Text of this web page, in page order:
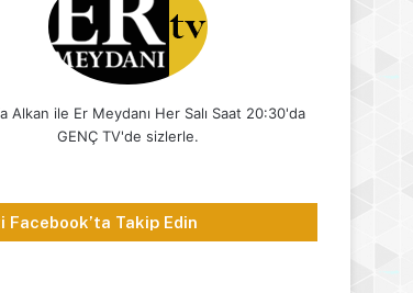
Alkan ile Er Meydanı Her Salı Saat 20:30'da
GENÇ TV'de sizlerle.
Facebook’ta Takip Edin